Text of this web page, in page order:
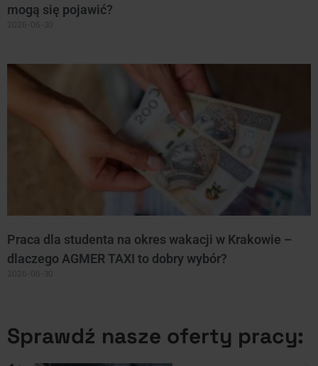
mogą się pojawić?
Praca dla studenta na okres wakacji w Krakowie –
dlaczego AGMER TAXI to dobry wybór?
Sprawdź nasze oferty pracy: